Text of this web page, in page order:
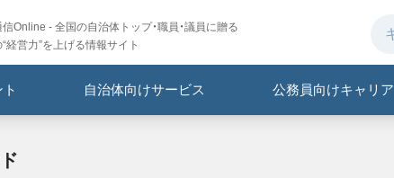
Online - 全国の自治体トップ・職員・議員に贈る
経営力”を上げる情報サイト
自治体向けサービス 公務員向けキャリア